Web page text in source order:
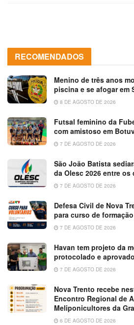
RECOMENDADOS
Menino de três anos
piscina e se afogar em
8 DE AGOSTO DE 2026
Futsal feminino da
com amistoso em
7 DE AGOSTO DE 2026
São João Batista
da Olesc 2026 entre os
7 DE AGOSTO DE 2026
Defesa Civil de Nova
para curso de
7 DE AGOSTO DE 2026
Havan tem projeto da
protocolado e
7 DE AGOSTO DE 2026
Nova Trento recebe
Encontro Regional de
Meliponicultores da
6 DE AGOSTO DE 2026